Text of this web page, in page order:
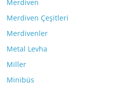
Merdiven
Merdiven Çeşitleri
Merdivenler
Metal Levha
Miller
Minibüs